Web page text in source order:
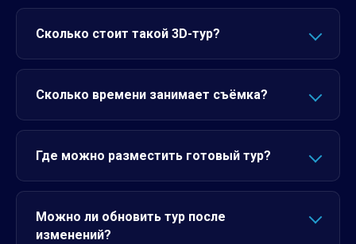
Сколько стоит такой 3D-тур?
Сколько времени занимает съёмка?
Где можно разместить готовый тур?
Можно ли обновить тур после
изменений?